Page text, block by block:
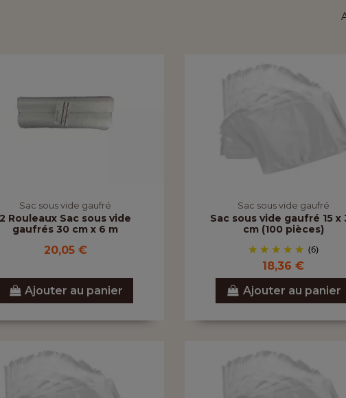
Sac sous vide gaufré
2 Rouleaux Sac sous vide
gaufrés 30 cm x 6 m
20,05 €
Ajouter au panier
Sac sous vide gaufré
Sac sous vide gaufré 15 x
cm (100 pièces)
(6)
18,36 €
Ajouter au panier